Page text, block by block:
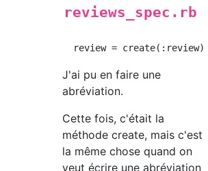
reviews_spec.rb
J'ai pu en faire une
abréviation.
Cette fois, c'était la
méthode create, mais c'est
la même chose quand on
veut écrire une abréviation